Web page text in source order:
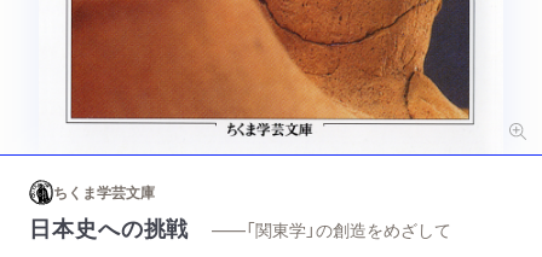
ちくま学芸文庫
日本史への挑戦——「関東学」の創造をめざして